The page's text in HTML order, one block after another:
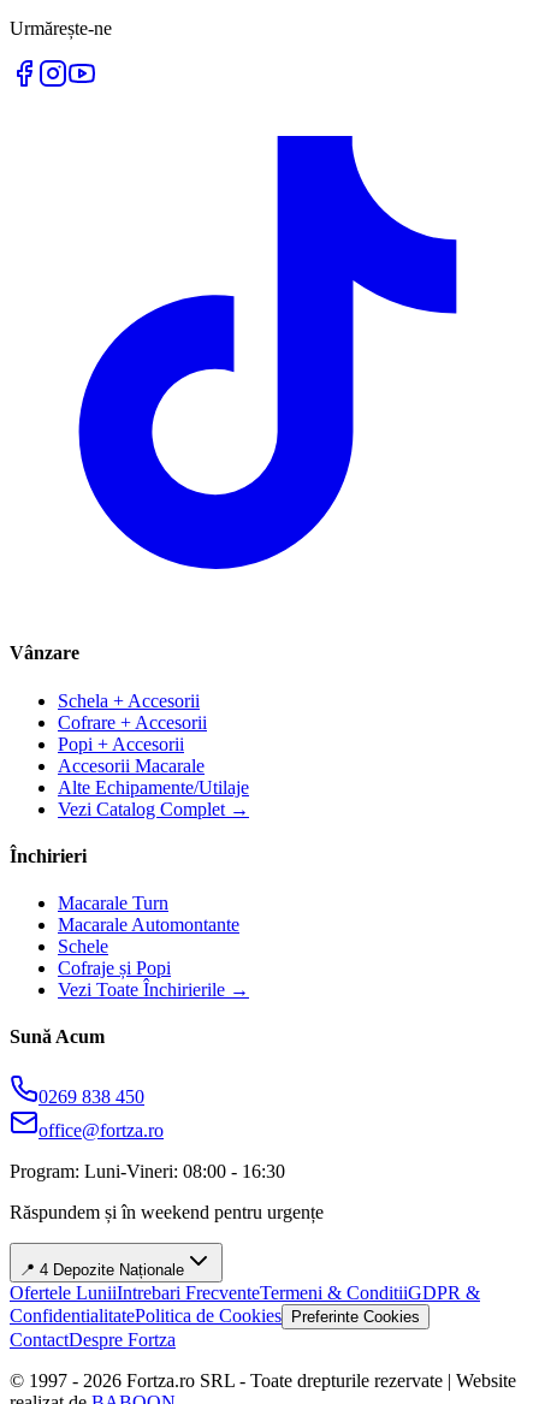
Urmărește-ne
Vânzare
Schela + Accesorii
Cofrare + Accesorii
Popi + Accesorii
Accesorii Macarale
Alte Echipamente/Utilaje
Vezi Catalog Complet →
Închirieri
Macarale Turn
Macarale Automontante
Schele
Cofraje și Popi
Vezi Toate Închirierile →
Sună Acum
0269 838 450
office@fortza.ro
Program: Luni-Vineri: 08:00 - 16:30
Răspundem și în weekend pentru urgențe
📍 4 Depozite Naționale
Ofertele LuniiIntrebari FrecventeTermeni & ConditiiGDPR &
ConfidentialitatePolitica de Cookies Preferinte Cookies
ContactDespre Fortza
© 1997 - 2026 Fortza.ro SRL - Toate drepturile rezervate | Website